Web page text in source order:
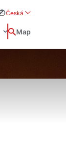
Česká
Wyszukaj
Map